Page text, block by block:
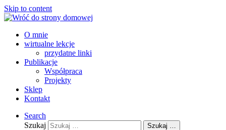
Skip to content
O mnie
wirtualne lekcje
przydatne linki
Publikacje
Współpraca
Projekty
Sklep
Kontakt
Search
Szukaj
Szukaj …